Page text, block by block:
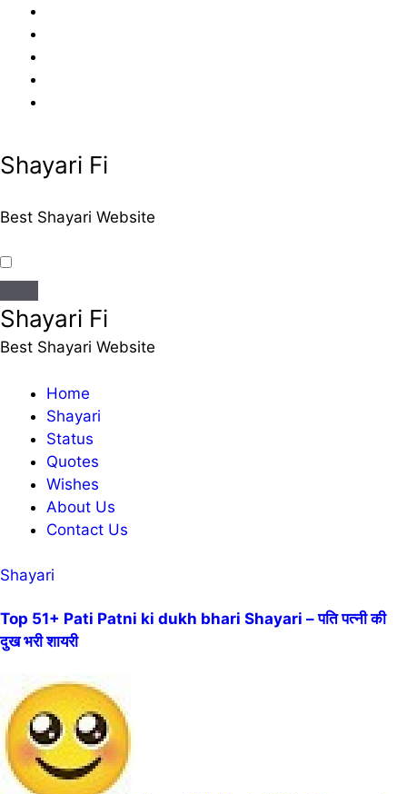
content
Shayari Fi
Best Shayari Website
Shayari Fi
Best Shayari Website
Home
Shayari
Status
Quotes
Wishes
About Us
Contact Us
Shayari
Top 51+ Pati Patni ki dukh bhari Shayari – पति पत्नी की
दुख भरी शायरी